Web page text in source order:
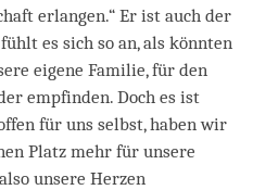
erlangen.“ Er ist auch der
es sich so an, als könnten
eigene Familie, für den
empfinden. Doch es ist
für uns selbst, haben wir
Platz mehr für unsere
unsere Herzen